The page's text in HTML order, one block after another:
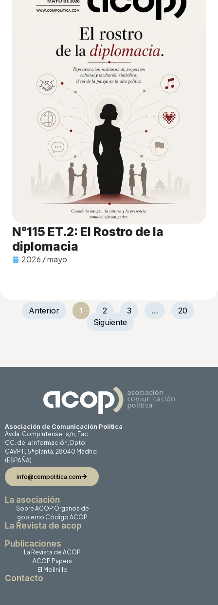
N°115 ET.2: El Rostro de la
diplomacia
2026 / mayo
Anterior 1 2 3 …
20
Siguiente
Asociación de Comunicación Politica
Avda. Complutense , s/n, Fac.
CC. de la Información, Dpto.
CAVP II, 5ª planta, 28040 Madrid
(ESPAÑA)
info@compolitica.com
La asociación
Sobre ACOP Órganos de
gobierno Código ACOP
La Revista de acop
Publicaciones
La Revista de ACOP
ACOP Papers
El Molinillo
Contacto